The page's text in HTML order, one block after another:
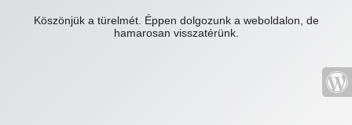
Köszönjük a türelmét. Éppen dolgozunk a weboldalon, de
hamarosan visszatérünk.